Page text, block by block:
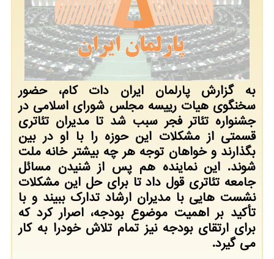
به گزارش پارلمان ایران دات کام، حضور
سخنگوی هیات رییسه مجلس شورای اسلامی در
جشنواره تئاتر فجر سبب شد تا مدیران تئاتری
قسمتی از مشکلات این حوزه را با او در بین
بگذارند و خواهان توجه هر چه بیشتر خانه ملت
شوند. این نماینده هم پس از شنیدن مسائل
جامعه تئاتری قول داد تا برای حل این مشکلات
نشست هایی با مدیران ارشاد تدارک ببیند و با
تأکید بر اهمیت موضوع بودجه، اصرار کرد که
برای ارتقای بودجه نیز تمام تلاش خودرا به کار
می گیرد.